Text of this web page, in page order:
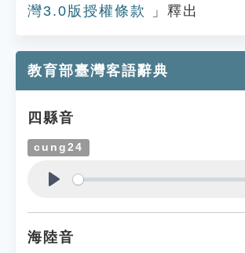
灣3.0版授權條款
」釋出
教育部臺灣客語辭典
四縣音
cung24
海陸音